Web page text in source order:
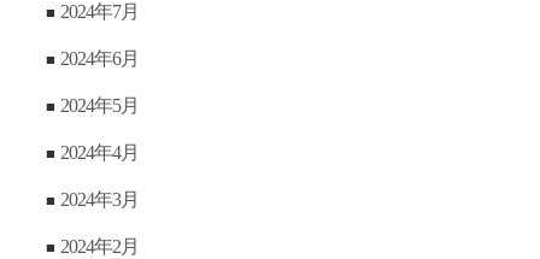
2024年7月
2024年6月
2024年5月
2024年4月
2024年3月
2024年2月